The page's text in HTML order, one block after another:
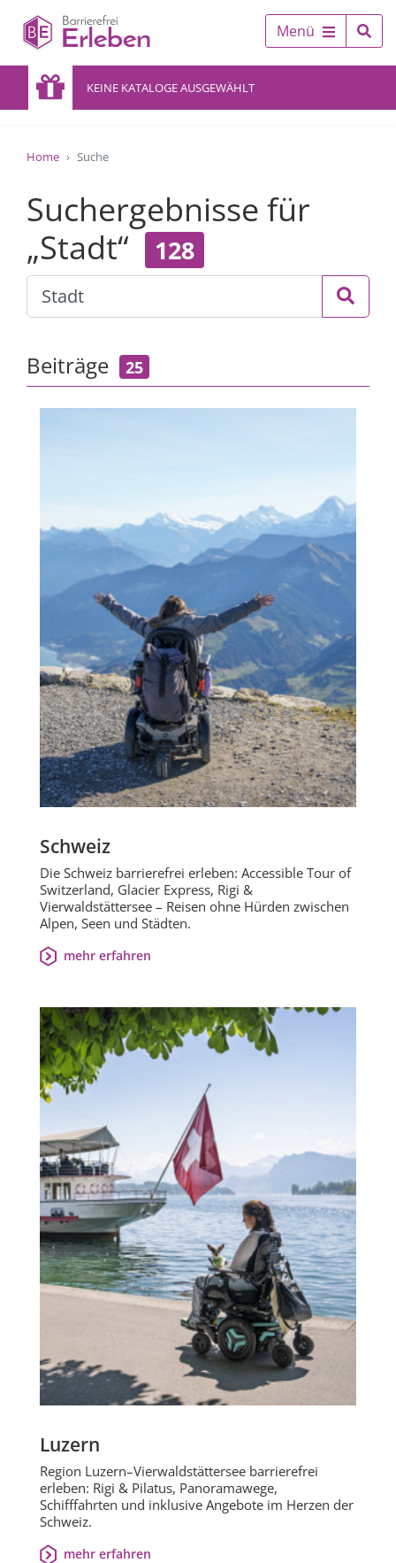
Menü
KEINE KATALOGE AUSGEWÄHLT
Home Suche
Suchergebnisse für
„Stadt“
128
Beiträge 25
Schweiz
Die Schweiz barrierefrei erleben: Accessible Tour of
Switzerland, Glacier Express, Rigi &
Vierwaldstättersee – Reisen ohne Hürden zwischen
Alpen, Seen und Städten.
mehr erfahren
Luzern
Region Luzern–Vierwaldstättersee barrierefrei
erleben: Rigi & Pilatus, Panoramawege,
Schifffahrten und inklusive Angebote im Herzen der
Schweiz.
mehr erfahren